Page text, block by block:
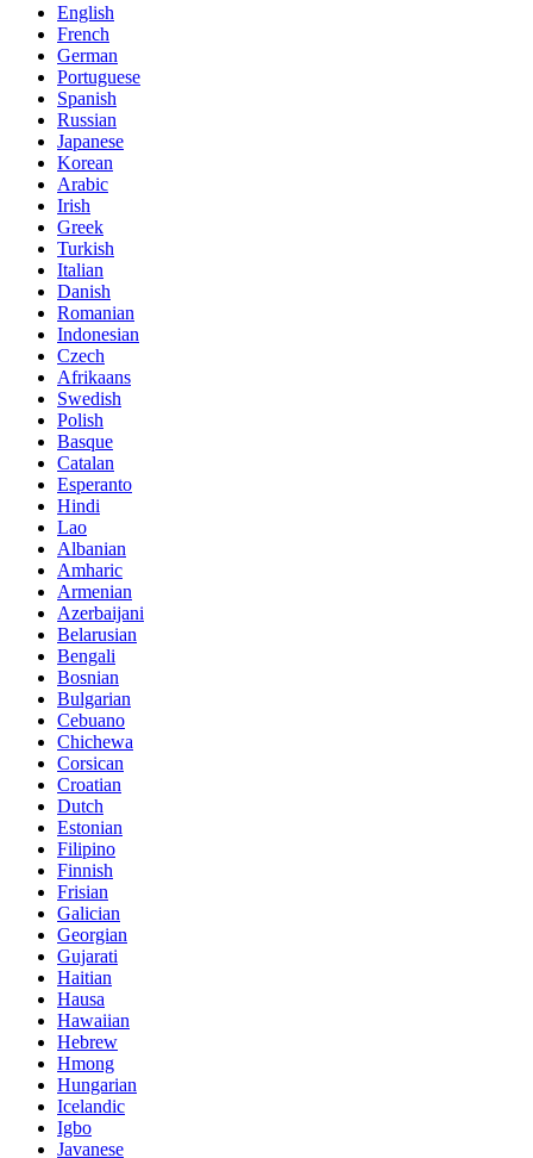
English
French
German
Portuguese
Spanish
Russian
Japanese
Korean
Arabic
Irish
Greek
Turkish
Italian
Danish
Romanian
Indonesian
Czech
Afrikaans
Swedish
Polish
Basque
Catalan
Esperanto
Hindi
Lao
Albanian
Amharic
Armenian
Azerbaijani
Belarusian
Bengali
Bosnian
Bulgarian
Cebuano
Chichewa
Corsican
Croatian
Dutch
Estonian
Filipino
Finnish
Frisian
Galician
Georgian
Gujarati
Haitian
Hausa
Hawaiian
Hebrew
Hmong
Hungarian
Icelandic
Igbo
Javanese